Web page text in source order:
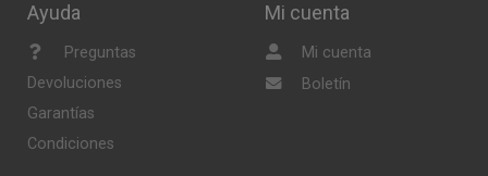
Ayuda
Preguntas
Devoluciones
Garantías
Condiciones
Mi cuenta
Mi cuenta
Boletín